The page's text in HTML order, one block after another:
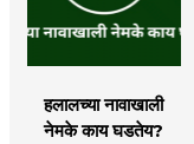
हलालच्या नावाखाली
नेमके काय घडतेय?